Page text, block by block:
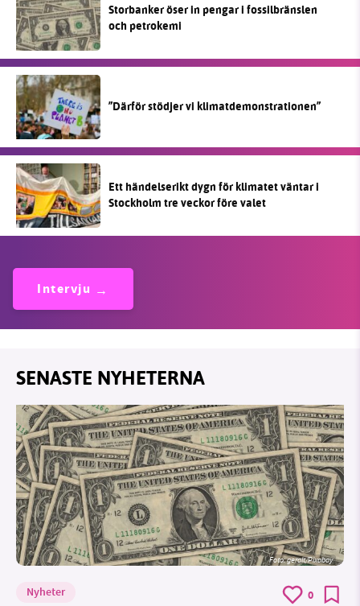
Storbanker öser in pengar i fossilbränslen
och petrokemi
”Därför stödjer vi klimatdemonstrationen”
Ett händelserikt dygn för klimatet väntar i
Stockholm tre veckor före valet
Intervju
SENASTE NYHETERNA
Foto:geralt/Pixabay
Nyheter 0